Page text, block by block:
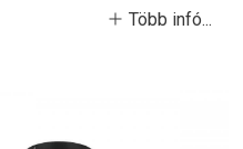
Több infó...